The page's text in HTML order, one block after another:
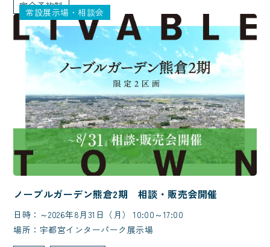
完全予約制
常設展示場・相談会
ノーブルガーデン熊倉2期 相談・販売会開催
日時：～2026年8月31日（月） 10:00～17:00
場所：宇都宮インターパーク展示場